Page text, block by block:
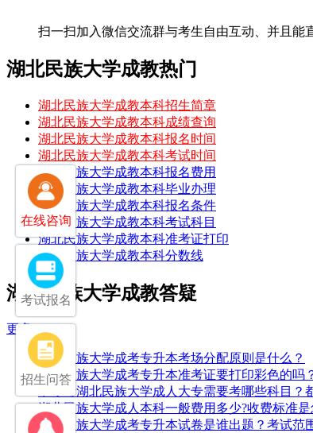
扫一扫加入微信交流群与考生自由互动、并且能
湖北民族大学成教热门
湖北民族大学成教本科招生简章
湖北民族大学成教本科成绩查询
湖北民族大学成教本科报名时间
湖北民族大学成教本科考试时间
湖北民族大学成教本科报名费用
湖北民族大学成教本科毕业办理
湖北民族大学成教本科报名条件
湖北民族大学成教本科考试科目
湖北民族大学成教本科准考证打印
湖北民族大学成教本科分数线
湖北民族大学成教答疑
更多>>
湖北民族大学成考专升本考场分配原则是什么？
湖北民族大学成考专升本准考证要打印彩色的吗
中专考湖北民族大学成人大专需要考哪些科目？
湖北民族大学成人本科一般费用多少?收费标准是
湖北民族大学成考专升本试卷是谁出题？考试范
在线咨询
考试报名
招生问答